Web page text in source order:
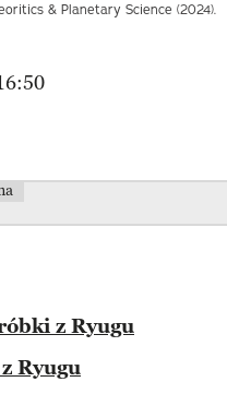
& Planetary Science (2024).
z Ryugu
Ryugu